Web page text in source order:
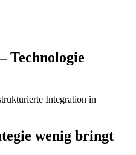
Technologie
Integration in
wenig bringt